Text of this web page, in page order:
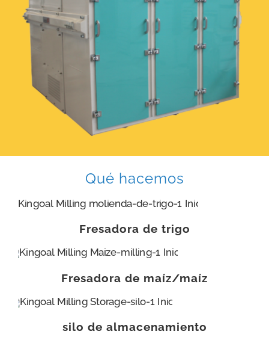
Qué hacemos
Fresadora de trigo
Fresadora de maíz/maíz
silo de almacenamiento